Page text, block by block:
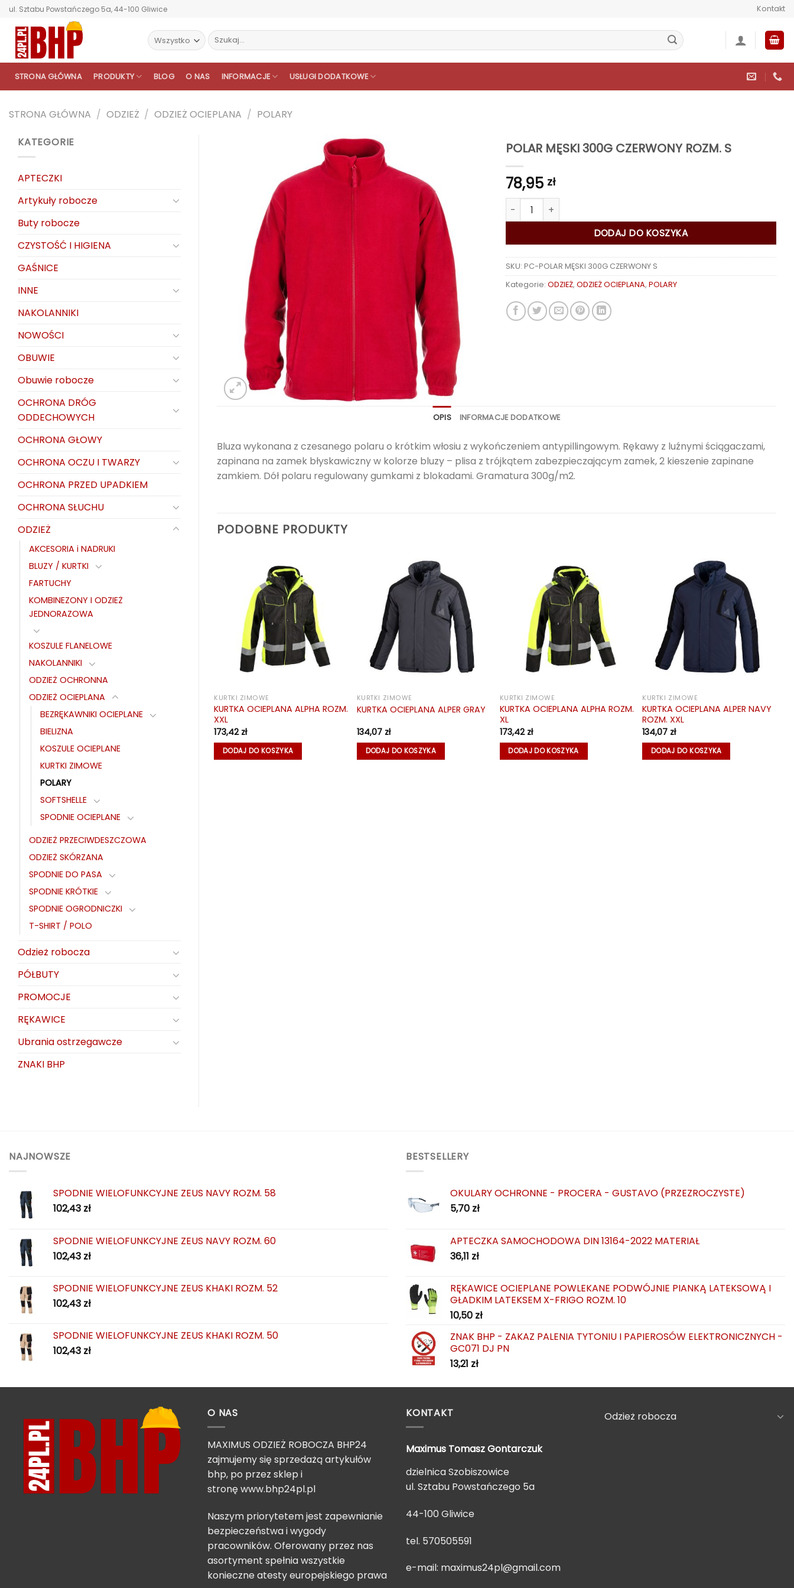
Przewiń
zawartości
ul. Sztabu Powstańczego 5a, 44-100 Gliwice Kontakt
Szukaj:
STRONA GŁÓWNA PRODUKTY BLOG O NAS INFORMACJE USŁUGI DODATKOWE
STRONA GŁÓWNA / ODZIEŻ / ODZIEŻ OCIEPLANA / POLARY
KATEGORIE
APTECZKI
Artykuły robocze
Buty robocze
CZYSTOŚĆ I HIGIENA
GAŚNICE
INNE
NAKOLANNIKI
NOWOŚCI
OBUWIE
Obuwie robocze
OCHRONA DRÓG
ODDECHOWYCH
OCHRONA GŁOWY
OCHRONA OCZU I TWARZY
OCHRONA PRZED UPADKIEM
OCHRONA SŁUCHU
ODZIEŻ
AKCESORIA i NADRUKI
BLUZY / KURTKI
FARTUCHY
KOMBINEZONY I ODZIEŻ
JEDNORAZOWA
KOSZULE FLANELOWE
NAKOLANNIKI
ODZIEŻ OCHRONNA
ODZIEŻ OCIEPLANA
BEZRĘKAWNIKI OCIEPLANE
BIELIZNA
KOSZULE OCIEPLANE
KURTKI ZIMOWE
POLARY
SOFTSHELLE
SPODNIE OCIEPLANE
ODZIEŻ PRZECIWDESZCZOWA
ODZIEŻ SKÓRZANA
SPODNIE DO PASA
SPODNIE KRÓTKIE
SPODNIE OGRODNICZKI
T-SHIRT / POLO
Odzież robocza
PÓŁBUTY
PROMOCJE
RĘKAWICE
Ubrania ostrzegawcze
ZNAKI BHP
POLAR MĘSKI 300G CZERWONY ROZM. S
78,95 zł
ilość POLAR MĘSKI 300G CZERWONY ROZM. S
DODAJ DO KOSZYKA
SKU: PC-POLAR MĘSKI 300G CZERWONY S
Kategorie: ODZIEŻ, ODZIEŻ OCIEPLANA, POLARY
OPIS INFORMACJE DODATKOWE
Bluza wykonana z czesanego polaru o krótkim włosiu z wykończeniem antypillingowym. Rękawy z luźnymi ściągaczami,
zapinana na zamek błyskawiczny w kolorze bluzy – plisa z trójkątem zabezpieczającym zamek, 2 kieszenie zapinane
zamkiem. Dół polaru regulowany gumkami z blokadami. Gramatura 300g/m2.
PODOBNE PRODUKTY
KURTKI ZIMOWE
KURTKA OCIEPLANA ALPHA ROZM.
XXL
173,42 zł
DODAJ DO KOSZYKA
KURTKI ZIMOWE
KURTKA OCIEPLANA ALPER GRAY
134,07 zł
DODAJ DO KOSZYKA
KURTKI ZIMOWE
KURTKA OCIEPLANA ALPHA ROZM.
XL
173,42 zł
DODAJ DO KOSZYKA
KURTKI ZIMOWE
KURTKA OCIEPLANA ALPER NAVY
ROZM. XXL
134,07 zł
DODAJ DO KOSZYKA
ALTO
BEZRĘKAWNIKI OCIEPLANE
BEZRĘKAWNIK OCIEPLANY ALTO
NAVY
94,13
DODAJ DO KOSZYKA
NAJNOWSZE
SPODNIE WIELOFUNKCYJNE ZEUS NAVY ROZM. 58
102,43 zł
SPODNIE WIELOFUNKCYJNE ZEUS NAVY ROZM. 60
102,43 zł
SPODNIE WIELOFUNKCYJNE ZEUS KHAKI ROZM. 52
102,43 zł
SPODNIE WIELOFUNKCYJNE ZEUS KHAKI ROZM. 50
102,43 zł
BESTSELLERY
OKULARY OCHRONNE - PROCERA - GUSTAVO (PRZEZROCZYSTE)
5,70 zł
APTECZKA SAMOCHODOWA DIN 13164-2022 MATERIAŁ
36,11 zł
RĘKAWICE OCIEPLANE POWLEKANE PODWÓJNIE PIANKĄ LATEKSOWĄ I
GŁADKIM LATEKSEM X-FRIGO ROZM. 10
10,50 zł
ZNAK BHP - ZAKAZ PALENIA TYTONIU I PAPIEROSÓW ELEKTRONICZNYCH -
GC071 DJ PN
13,21 zł
O NAS
MAXIMUS ODZIEŻ ROBOCZA BHP24
zajmujemy się sprzedażą artykułów
bhp, po przez sklep i
stronę www.bhp24pl.pl
Naszym priorytetem jest zapewnianie
bezpieczeństwa i wygody
pracowników. Oferowany przez nas
asortyment spełnia wszystkie
konieczne atesty europejskiego prawa
KONTAKT
Maximus TomaszGontarczuk
dzielnica Szobiszowice
ul. Sztabu Powstańczego 5a
44-100 Gliwice
tel. 570505591
e-mail: maximus24pl@gmail.com
Odzież robocza